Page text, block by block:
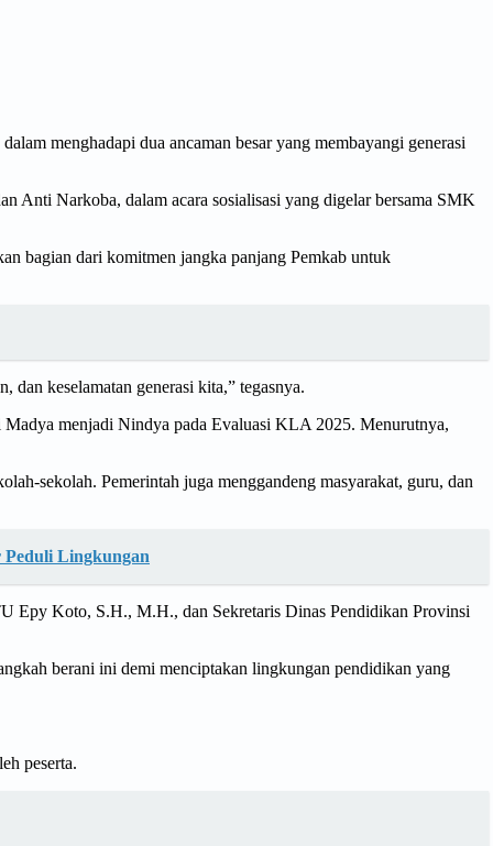
menghadapi dua ancaman besar yang membayangi generasi
Anti Narkoba, dalam acara sosialisasi yang digelar bersama SMK
bagian dari komitmen jangka panjang Pemkab untuk
keselamatan generasi kita,” tegasnya.
menjadi Nindya pada Evaluasi KLA 2025. Menurutnya,
sekolah. Pemerintah juga menggandeng masyarakat, guru, dan
Peduli Lingkungan
Epy Koto, S.H., M.H., dan Sekretaris Dinas Pendidikan Provinsi
berani ini demi menciptakan lingkungan pendidikan yang
peserta.